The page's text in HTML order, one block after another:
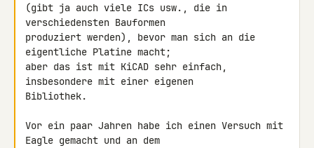
(gibt ja auch viele ICs usw., die in
verschiedensten Bauformen
produziert werden), bevor man sich an die
eigentliche Platine macht;
aber das ist mit KiCAD sehr einfach,
insbesondere mit einer eigenen
Bibliothek.
Vor ein paar Jahren habe ich einen Versuch mit
Eagle gemacht und an dem